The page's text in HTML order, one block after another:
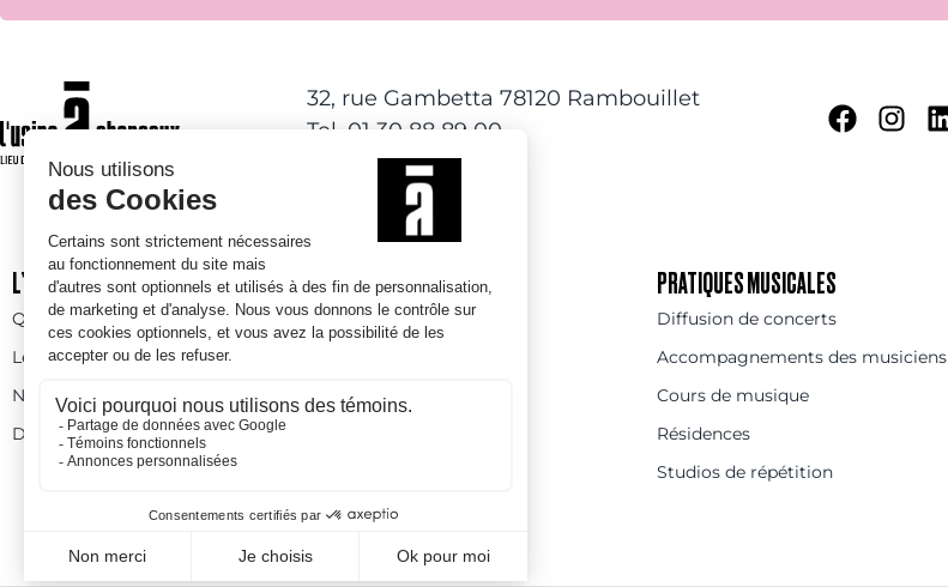
32, rue Gambetta 78120 Rambouillet
Tel. 01 30 88 89 00
L’USINE À CHAPEAUX
Qui sommes-nous
Les espaces
Nos prestations
Devenez bénévole
ACTIVITÉS DE LOISIRS
Activités à l’année
Skatepark
PRATIQUES MUSICALES
Diffusion de concerts
Accompagnements des musiciens
Cours de musique
Résidences
Studios de répétition